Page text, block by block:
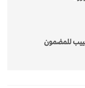
للمضمون